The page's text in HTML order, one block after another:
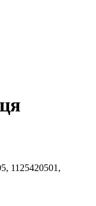
1125420501,